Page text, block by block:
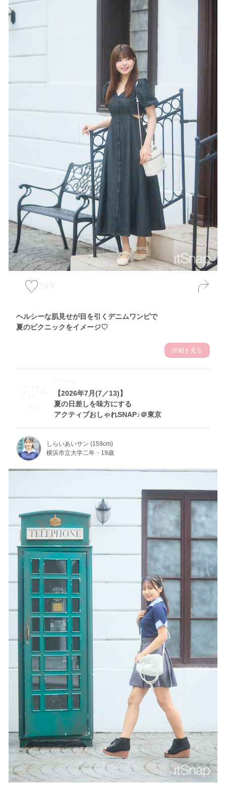
149
ヘルシーな肌見せが目を引くデニムワンピで
夏のピクニックをイメージ♡
詳細を見る
7.24
Fri
【2026年7月(7／13)】
夏の日差しを味方にする
アクティブおしゃれSNAP♪＠東京
Theme
しらいあいサン (159cm)
横浜市立大学二年・19歳